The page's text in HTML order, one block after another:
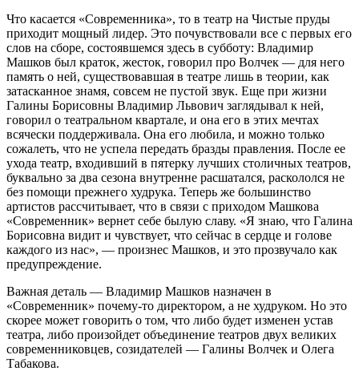
Что касается «Современника», то в театр на Чистые пруды
приходит мощный лидер. Это почувствовали все с первых его
слов на сборе, состоявшемся здесь в субботу: Владимир
Машков был краток, жесток, говорил про Волчек — для него
память о ней, существовавшая в театре лишь в теории, как
затасканное знамя, совсем не пустой звук. Еще при жизни
Галины Борисовны Владимир Львович заглядывал к ней,
говорил о театральном квартале, и она его в этих мечтах
всячески поддерживала. Она его любила, и можно только
сожалеть, что не успела передать бразды правления. После ее
ухода театр, входивший в пятерку лучших столичных театров,
буквально за два сезона внутренне расшатался, раскололся не
без помощи прежнего худрука. Теперь же большинство
артистов рассчитывает, что в связи с приходом Машкова
«Современник» вернет себе былую славу. «Я знаю, что Галина
Борисовна видит и чувствует, что сейчас в сердце и голове
каждого из нас», — произнес Машков, и это прозвучало как
предупреждение.
Важная деталь — Владимир Машков назначен в
«Современник» почему-то директором, а не худруком. Но это
скорее может говорить о том, что либо будет изменен устав
театра, либо произойдет объединение театров двух великих
современниковцев, созидателей — Галины Волчек и Олега
Табакова.